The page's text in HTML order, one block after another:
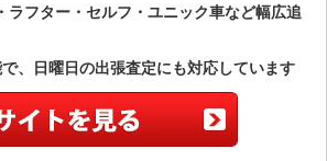
ラフター・セルフ・ユニック車など幅広追
、日曜日の出張査定にも対応しています